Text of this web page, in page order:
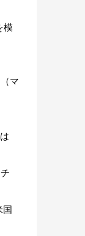
模
マ